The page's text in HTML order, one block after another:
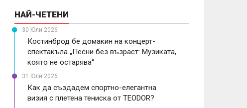
НАЙ-ЧЕТЕНИ
30 Юли 2026
Костинброд бе домакин на концерт-
спектакъла „Песни без възраст: Музиката,
която не остарява“
31 Юли 2026
Как да създадем спортно-елегантна
визия с плетена тениска от TEODOR?